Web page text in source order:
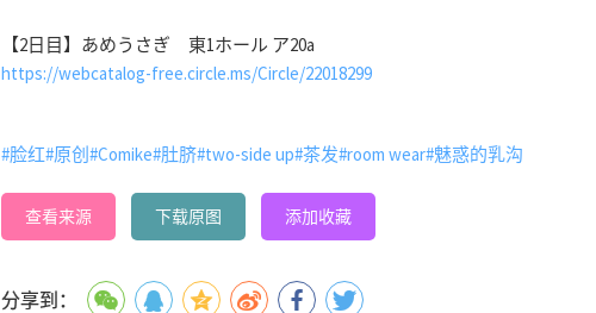
【2日目】あめうさぎ 東1ホール ア20a
https://webcatalog-free.circle.ms/Circle/22018299
#脸红#原创#Comike#肚脐#two-side up#茶发#room wear#魅惑的乳沟
查看来源 下载原图 添加收藏
分享到：